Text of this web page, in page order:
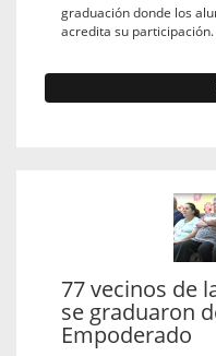
graduación donde los
acredita su participación.
77 vecinos de
se graduaron
Empoderado